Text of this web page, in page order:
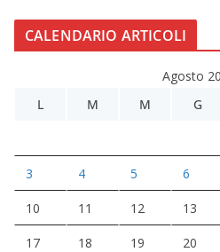
CALENDARIO ARTICOLI
Agosto
L
M M G
3 4 5 6
10 11 12 13
17 18 19 20